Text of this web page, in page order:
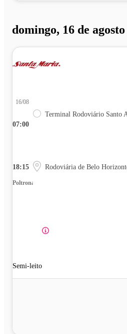
domingo, 16 de agosto
07:00
16/08
Terminal Rodoviário Santo
18:15 Rodoviária de Belo
Poltrona
Semi-leito